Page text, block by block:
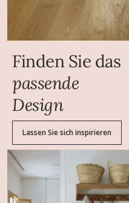
Finden Sie das
passende
Design
Lassen Sie sich inspirieren